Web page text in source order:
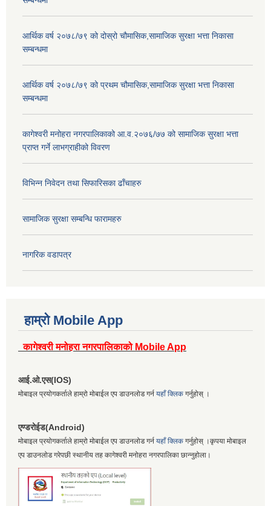
आर्थिक वर्ष २०७८/७९ को दोस्रो चौमासिक,सामाजिक सुरक्षा भत्ता निकासा
सम्बन्धमा
आर्थिक वर्ष २०७८/७९ को प्रथम चौमासिक,सामाजिक सुरक्षा भत्ता निकासा
सम्बन्धमा
कागेश्वरी मनोहरा नगरपालिकाको आ.व.२०७६/७७ को सामाजिक सुरक्षा भत्ता
प्राप्त गर्ने लाभग्राहीको विवरण
विभिन्न निवेदन तथा सिफारिसका ढाँचाहरु
सामाजिक सुरक्षा सम्बन्धि फारामहरु
नागरिक वडापत्र
हाम्रो Mobile App
कागेश्वरी मनोहरा नगरपालिकाको Mobile App
आई.ओ.एस(IOS)
मोबाइल प्रयोगकर्ताले हाम्रो मोबाईल एप डाउनलोड गर्न यहाँ क्लिक गर्नुहोस् ।
एण्डरोईड(Android)
मोबाइल प्रयोगकर्ताले हाम्रो मोबाईल एप डाउनलोड गर्न यहाँ क्लिक गर्नुहोस् ।कृपया मोबाइल
एप डाउनलोड गरेपछी स्थानीय तह कागेश्वरी मनोहरा नगरपालिका छान्नुहोला।